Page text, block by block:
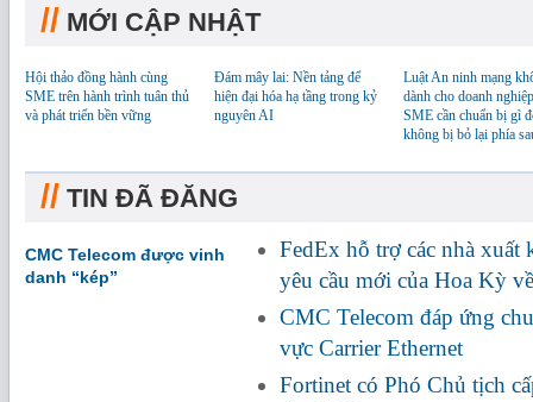
// MỚI CẬP NHẬT
Hội thảo đồng hành cùng
SME trên hành trình tuân thủ
và phát triển bền vững
Đám mây lai: Nền tảng để
hiện đại hóa hạ tầng trong kỷ
nguyên AI
Luật An ninh mạng
dành cho doanh
SME cần chuẩn bị gì
không bị bỏ lại phía
// TIN ĐÃ ĐĂNG
CMC Telecom được vinh
danh “kép”
FedEx hỗ trợ các nhà xuất
yêu cầu mới của Hoa Kỳ
CMC Telecom đáp ứng
vực Carrier Ethernet
Fortinet có Phó Chủ tịch